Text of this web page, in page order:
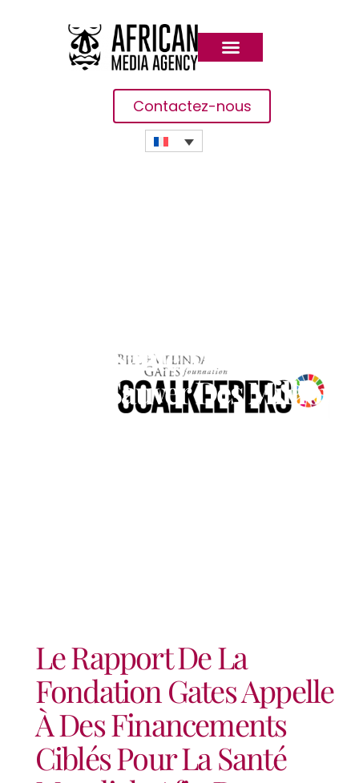
Contactez-nous
Pour La Santé Mondiale
Afin De Sauver Des Millions
D’Enfants De La
Le Rapport De La
Fondation Gates Appelle
À Des Financements
Ciblés Pour La Santé